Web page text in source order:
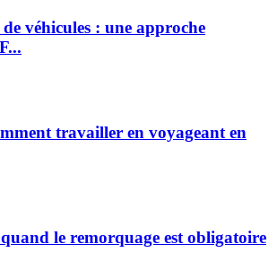
véhicules : une approche
travailler en voyageant en
le remorquage est obligatoire